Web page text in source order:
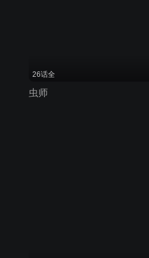
26话全
虫师